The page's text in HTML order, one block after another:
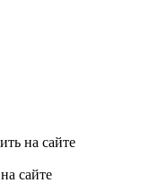
на сайте
сайте